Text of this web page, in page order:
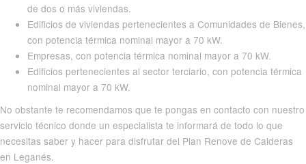
de dos o más viviendas.
Edificios de viviendas pertenecientes a Comunidades de Bienes,
con potencia térmica nominal mayor a 70 kW.
Empresas, con potencia térmica nominal mayor a 70 kW.
Edificios pertenecientes al sector terciario, con potencia térmica
nominal mayor a 70 kW.
No obstante te recomendamos que te pongas en contacto con nuestro
servicio técnico donde un especialista te informará de todo lo que
necesitas saber y hacer para disfrutar del Plan Renove de Calderas
en Leganés.